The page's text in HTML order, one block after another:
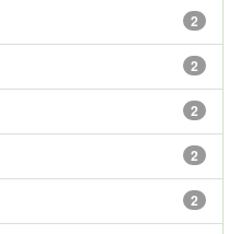
2
2
2
2
2